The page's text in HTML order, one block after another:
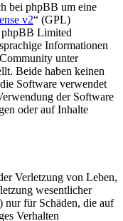
bei phpBB um eine
v2“ (GPL)
phpBB Limited
Informationen
unter
Beide haben keinen
Software verwendet
der Software
oder auf Inhalte
Verletzung von Leben,
wesentlicher
für Schäden, die auf
Verhalten